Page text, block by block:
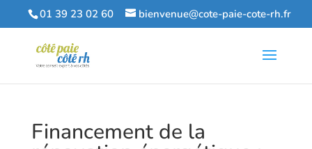
01 39 23 02 60 bienvenue@cote-paie-cote-rh.fr
Financement de la